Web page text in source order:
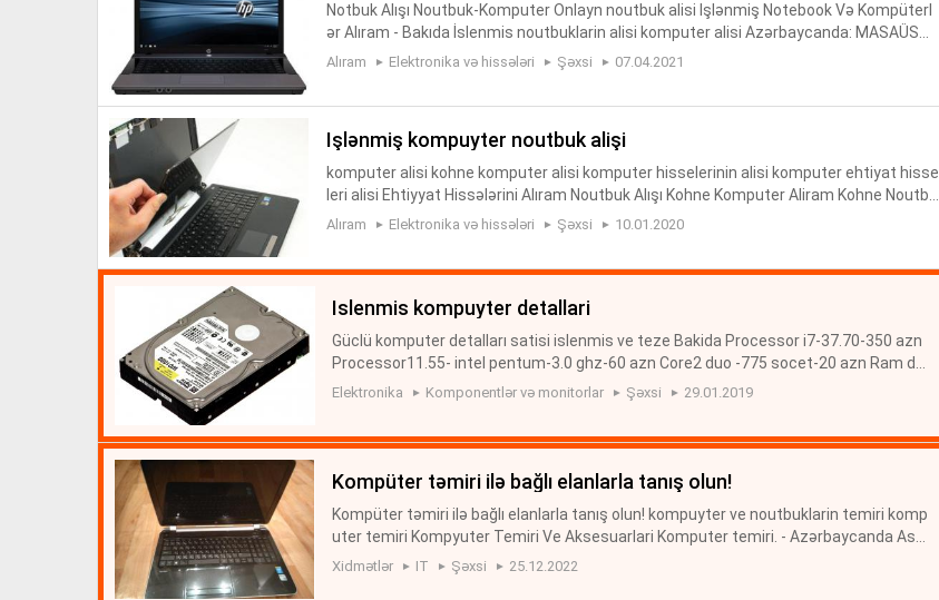
Notbuk Alışı Noutbuk-Komputer Onlayn noutbuk alisi Işlənmiş Notebook Və Kompüterl
ər Alıram - Bakıda İslenmis noutbuklarin alisi komputer alisi Azərbaycanda: MASAÜST
Ü KOMPÜTERLƏR .Personal kompüterin alişi Yararsiz xarab işlek və işləməyən kompüt
Alıram Elektronika və hissələri Şəxsi 07.04.2021
işlənmiş kompuyter noutbuk alişi
komputer alisi kohne komputer alisi komputer hisselerinin alisi komputer ehtiyat hisse
leri alisi Ehtiyyat Hissələrini Alıram Noutbuk Alışı Kohne Komputer Aliram Kohne Noutbu
kların alisi Noutbuklar və Netbuklar Notbuk Alış Noutbuk-Komputer Kompüter No...
Alıram Elektronika və hissələri Şəxsi 10.01.2020
islenmis kompuyter detallari
Güclü komputer detalları satisi islenmis ve teze Bakida Processor i7-37.70-350 azn
Processor11.55- intel pentum-3.0 ghz-60 azn Core2 duo -775 socet-20 azn Ram ddr
2 -2 q-64.00-53.00-22 azn islenmis Hdd-500 q-65 azn teze Notubuk ucun 750-q-75 a
Elektronika Komponentlər və monitorlar Şəxsi 29.01.2019
kompüter təmiri ilə bağlı elanlarla tanış olun!
Kompüter təmiri ilə bağlı elanlarla tanış olun! kompuyter ve noutbuklarin temiri komp
uter temiri Kompyuter Temiri Ve Aksesuarlari Komputer temiri. - Azərbaycanda Asu
s, Apple, Lenova samsung acer hp dell və digər noutbuk modelerin təmiri rəsmi servi
Xidmətlər IT Şəxsi 25.12.2022